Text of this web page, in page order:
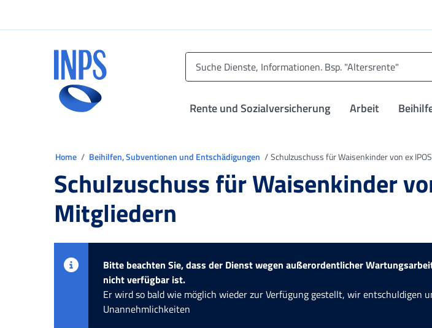
Rente und Sozialversicherung Arbeit
Home Beihilfen, Subventionen und Entschädigungen Schulzuschuss für Waisenkinder von ex
Schulzuschuss für Waisenkinder
Mitgliedern
Bitte beachten Sie, dass der Dienst wegen außerordentlicher
nicht verfügbar ist.
Er wird so bald wie möglich wieder zur Verfügung gestellt, wir entschuldigen
Unannehmlichkeiten